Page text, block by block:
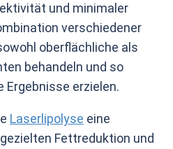
und minimaler
verschiedener
oberflächliche als
behandeln und so
Ergebnisse erzielen.
Laserlipolyse eine
Fettreduktion und